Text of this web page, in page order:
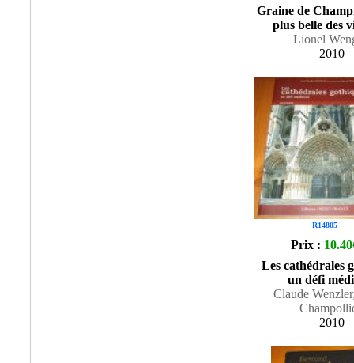
Graine de
plus belle des
Lionel
2010
R14805
Prix :
Les cathédrales
un défi
Claude
2010